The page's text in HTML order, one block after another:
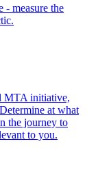
- measure the
MTA initiative,
at what
the journey to
to you.